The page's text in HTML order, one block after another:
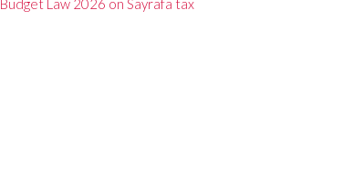
Budget Law 2026 on Sayrafa tax